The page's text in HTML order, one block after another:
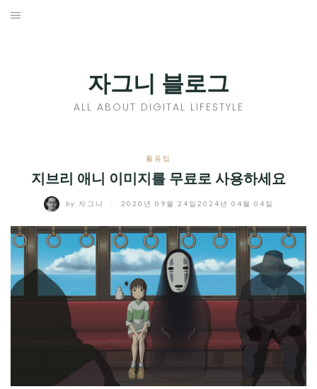
Skip
자그니 블로그
ALL ABOUT DIGITAL LIFESTYLE
활용팁
지브리 애니 이미지를 무료로 사용하세요
by 자그니 2020년 09월 24일 2024년 04월 04일
CHILD
MENU
디지털트렌드
디지털라이프
CHILD
MENU
신제품
EXPAND
CHILD
MENU
제품리뷰
EXPAND
CHILD
MENU